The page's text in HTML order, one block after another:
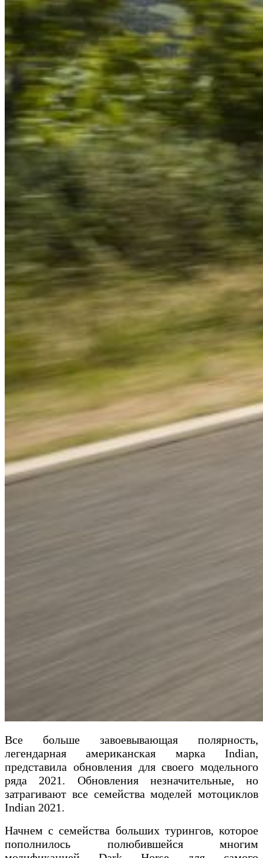
Все больше завоевывающая полярность,
легендарная американская марка Indian,
представила обновления для своего модельного
ряда 2021. Обновления незначительные, но
затрагивают все семейства моделей мотоциклов
Indian 2021.
Начнем с семейства больших турингов, которое
пополнилось полюбившейся многим